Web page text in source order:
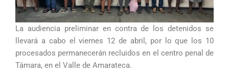
La audiencia preliminar en contra de los detenidos se
llevará a cabo el viernes 12 de abril, por lo que los 10
procesados permanecerán recluidos en el centro penal de
Támara, en el Valle de Amarateca.